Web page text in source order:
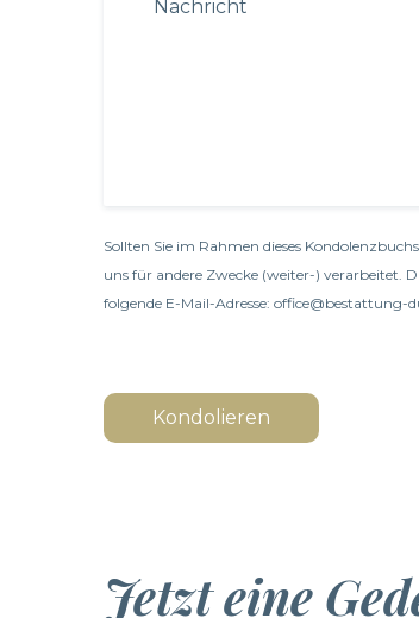
Sollten Sie im Rahmen dieses
uns für andere Zwecke (weiter-) verarbeitet.
folgende E-Mail-Adresse:
Kondolieren
Jetzt eine